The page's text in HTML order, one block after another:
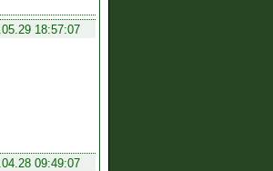
18:57:07
09:49:07